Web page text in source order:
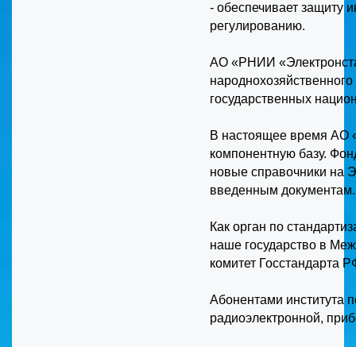
- обеспечивает защиту
регулированию.
АО «РНИИ
государственных
В настоящее время АО
компонентную базу.
новые справочники на
введенным документам.
Как орган по
наше государство в
комитет Госстандарта
Абонентами института
радиоэлектронной,